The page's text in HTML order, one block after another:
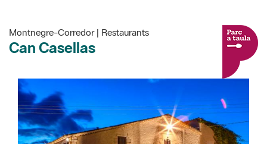
Montnegre-Corredor | Restaurants
Can Casellas